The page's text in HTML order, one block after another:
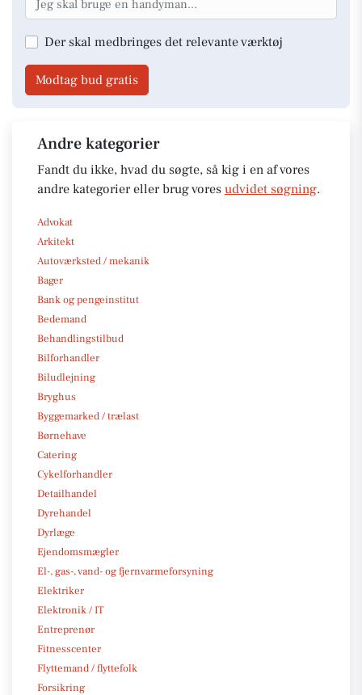
Der skal medbringes det relevante værktøj
Modtag bud gratis
Andre kategorier
Fandt du ikke, hvad du søgte, så kig i en af vores
andre kategorier eller brug vores udvidet søgning.
Advokat
Arkitekt
Autoværksted / mekanik
Bager
Bank og pengeinstitut
Bedemand
Behandlingstilbud
Bilforhandler
Biludlejning
Bryghus
Byggemarked / trælast
Børnehave
Catering
Cykelforhandler
Detailhandel
Dyrehandel
Dyrlæge
Ejendomsmægler
El-, gas-, vand- og fjernvarmeforsyning
Elektriker
Elektronik / IT
Entreprenør
Fitnesscenter
Flyttemand / flyttefolk
Forsikring